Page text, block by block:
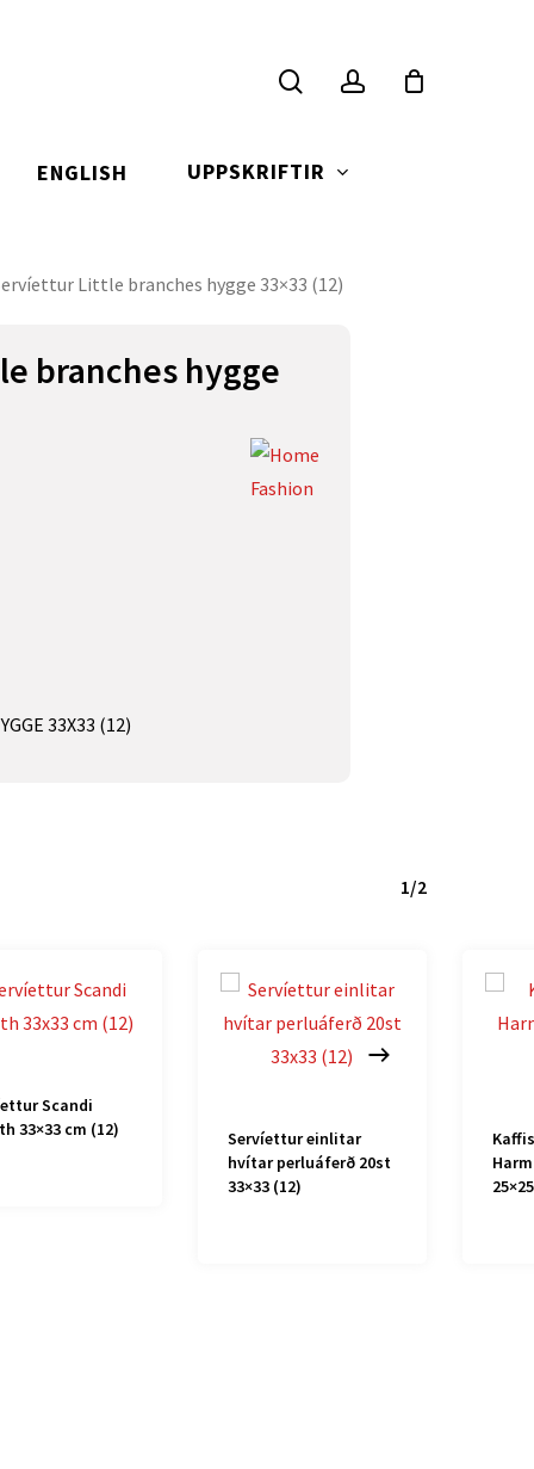
ENGLISH UPPSKRIFTIR
Little branches hygge 33×33 (12)
branches hygge
33X33 (12)
1/2
Scandi
33×33 cm (12)
Servíettur einlitar
hvítar perluáferð 20st
33×33 (12)